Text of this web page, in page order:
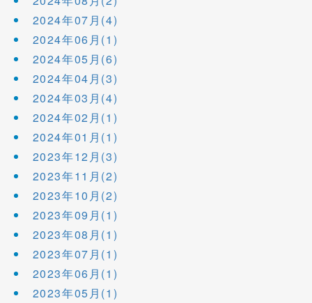
2024年07月(4)
2024年06月(1)
2024年05月(6)
2024年04月(3)
2024年03月(4)
2024年02月(1)
2024年01月(1)
2023年12月(3)
2023年11月(2)
2023年10月(2)
2023年09月(1)
2023年08月(1)
2023年07月(1)
2023年06月(1)
2023年05月(1)